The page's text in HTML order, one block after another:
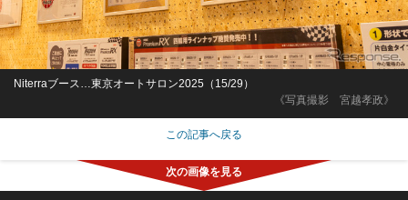
《写真撮影 宮越孝政》
Niterraブース…東京オートサロン2025（15/29）
この記事へ戻る